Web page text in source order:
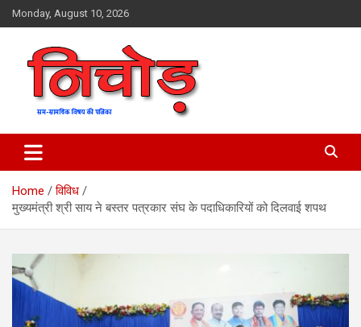
Skip
to
Monday, August 10, 2026
Nichod
Home
विविध
मुख्यमंत्री श्री साय ने बस्तर पत्रकार संघ के पदाधिकारियों को दिलवाई शपथ